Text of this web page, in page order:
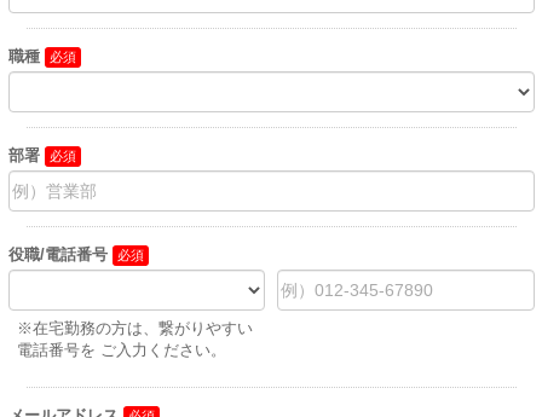
職種
部署
役職/電話番号
※在宅勤務の方は、繋がりやすい
電話番号を ご入力ください。